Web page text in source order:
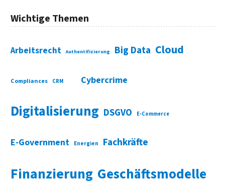
Wichtige Themen
Arbeitsrecht Authentifizierung Big Data Cloud
Compliances CRM Cybercrime
Digitalisierung DSGVO E-Commerce
E-Government Energien Fachkräfte
Finanzierung Geschäftsmodelle